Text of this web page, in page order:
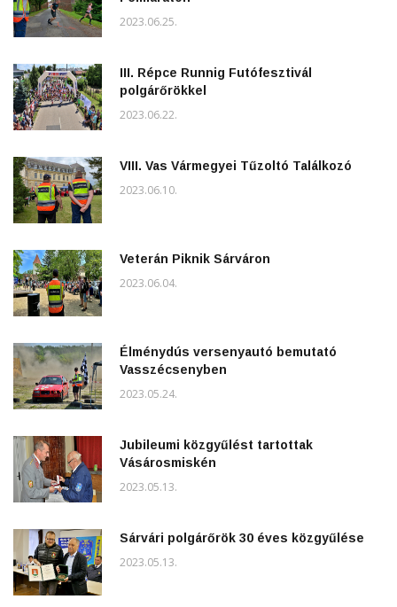
2023.06.25.
III. Répce Runnig Futófesztivál
polgárőrökkel
2023.06.22.
VIII. Vas Vármegyei Tűzoltó Találkozó
2023.06.10.
Veterán Piknik Sárváron
2023.06.04.
Élménydús versenyautó bemutató
Vasszécsenyben
2023.05.24.
Jubileumi közgyűlést tartottak
Vásárosmiskén
2023.05.13.
Sárvári polgárőrök 30 éves közgyűlése
2023.05.13.